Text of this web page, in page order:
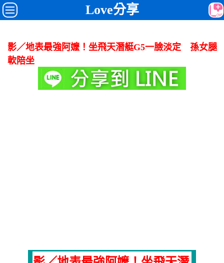
Love分享
影／地表最強阿嬤！坐飛天潛艇G5一臉淡定 孫女腿
軟陪坐